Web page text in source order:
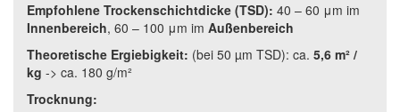
Empfohlene Trockenschichtdicke (TSD): 40 – 60 μm im
Innenbereich, 60 – 100 μm im Außenbereich
Theoretische Ergiebigkeit: (bei 50 µm TSD): ca. 5,6 m² /
kg -> ca. 180 g/m²
Trocknung: